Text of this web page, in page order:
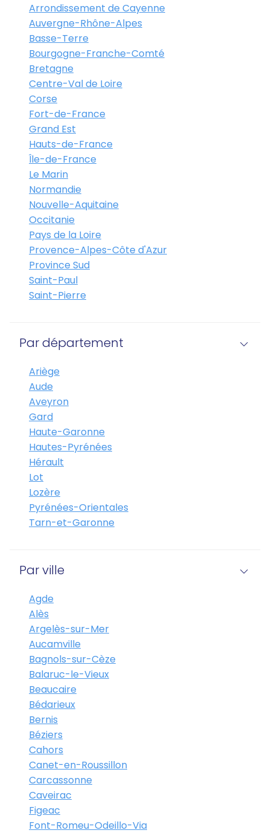
Arrondissement de Cayenne
Auvergne-Rhône-Alpes
Basse-Terre
Bourgogne-Franche-Comté
Bretagne
Centre-Val de Loire
Corse
Fort-de-France
Grand Est
Hauts-de-France
Île-de-France
Le Marin
Normandie
Nouvelle-Aquitaine
Occitanie
Pays de la Loire
Provence-Alpes-Côte d'Azur
Province Sud
Saint-Paul
Saint-Pierre
Par département
Ariège
Aude
Aveyron
Gard
Haute-Garonne
Hautes-Pyrénées
Hérault
Lot
Lozère
Pyrénées-Orientales
Tarn-et-Garonne
Par ville
Agde
Alès
Argelès-sur-Mer
Aucamville
Bagnols-sur-Cèze
Balaruc-le-Vieux
Beaucaire
Bédarieux
Bernis
Béziers
Cahors
Canet-en-Roussillon
Carcassonne
Caveirac
Figeac
Font-Romeu-Odeillo-Via